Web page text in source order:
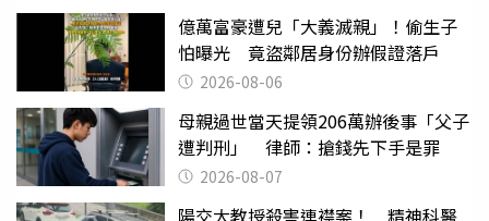
億萬富豪遭兒「大義滅親」！偷生子
怕曝光 竟盜鄰居身份辦假證落戶
2026-08-06
母親過世當天提領206萬辦後事「父子
遭判刑」 律師：搶錢先下手是罪
2026-08-07